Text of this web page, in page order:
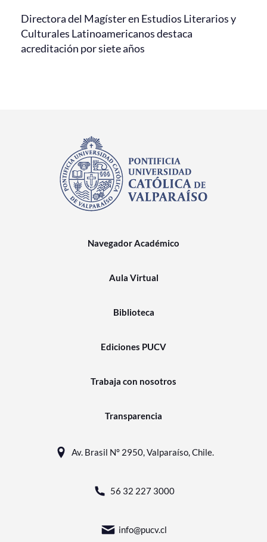
Directora del Magíster en Estudios Literarios y
Culturales Latinoamericanos destaca
acreditación por siete años
Navegador Académico
Aula Virtual
Biblioteca
Ediciones PUCV
Trabaja con nosotros
Transparencia
Av. Brasil N° 2950, Valparaíso, Chile.
56 32 227 3000
info@pucv.cl